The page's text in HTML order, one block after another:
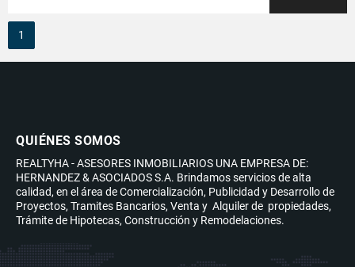
1
QUIÉNES SOMOS
REALTYHA - ASESORES INMOBILIARIOS UNA EMPRESA DE:
HERNANDEZ & ASOCIADOS S.A. Brindamos servicios de alta
calidad, en el área de Comercialización, Publicidad y Desarrollo de
Proyectos, Tramites Bancarios, Venta y Alquiler de propiedades,
Trámite de Hipotecas, Construcción y Remodelaciones.